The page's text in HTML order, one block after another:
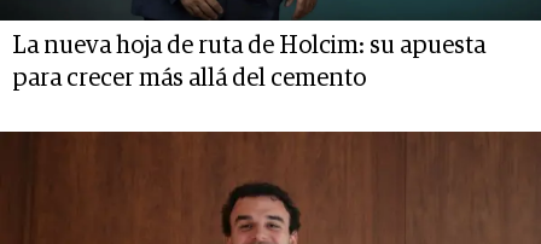
La nueva hoja de ruta de Holcim: su apuesta
para crecer más allá del cemento